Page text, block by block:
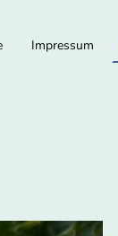
Impressum